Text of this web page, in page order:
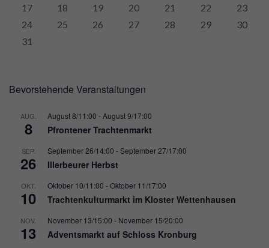
17
18 19 20 21 22
23
24
25 26 27 28 29
30
31
Bevorstehende Veranstaltungen
AUG.
8
August 8/11:00 -August 9/17:00
Pfrontener Trachtenmarkt
SEP.
26
September 26/14:00 -September 27/17:00
Illerbeurer Herbst
OKT.
10
Oktober 10/11:00 -Oktober 11/17:00
Trachtenkulturmarkt im Kloster Wettenhausen
NOV.
13
November 13/15:00 - November 15/20:00
Adventsmarkt auf Schloss Kronburg